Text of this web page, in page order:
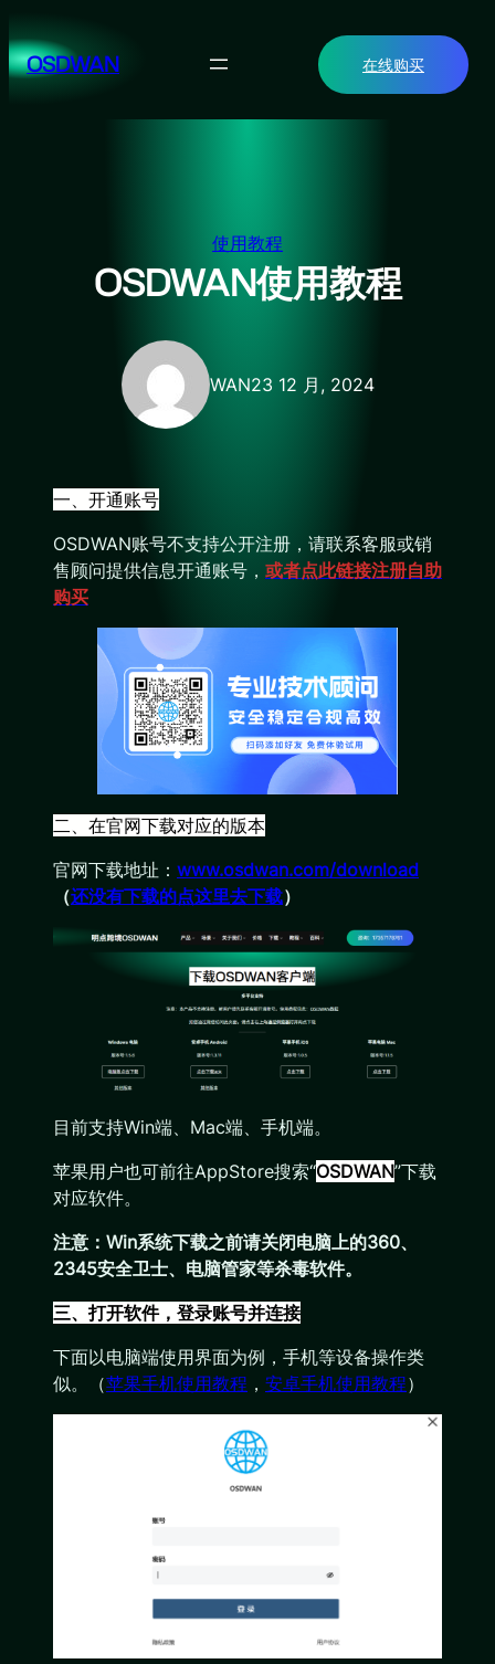
至
内OSDWAN 在线购买
使用教程
OSDWAN使用教程
WAN23 12 月, 2024
一、开通账号
OSDWAN账号不支持公开注册，请联系客服或销
售顾问提供信息开通账号， 或者点此链接注册自助
购买
二、在官网下载对应的版本
官网下载地址： www.osdwan.com/download
（还没有下载的点这里去下载）
目前支持Win端、Mac端、手机端。
苹果用户也可前往AppStore搜索“OSDWAN”下载
对应软件。
注意：Win系统下载之前请关闭电脑上的360、
2345安全卫士、电脑管家等杀毒软件。
三、打开软件，登录账号并连接
下面以电脑端使用界面为例，手机等设备操作类
似。（苹果手机使用教程 ， 安卓手机使用教程）